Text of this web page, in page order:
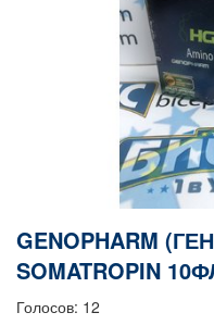
GENOPHARM
SOMATROPIN
Голосов: 12